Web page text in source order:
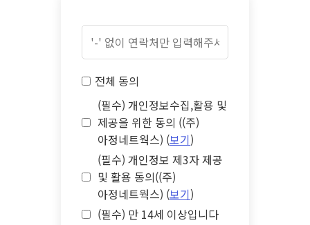
전체 동의
(필수) 개인정보수집,활용 및
제공을 위한 동의 ((주)
아정네트웍스) (보기)
(필수) 개인정보 제3자 제공
및 활용 동의((주)
아정네트웍스) (보기)
(필수) 만 14세 이상입니다